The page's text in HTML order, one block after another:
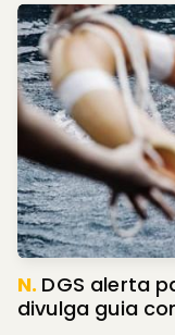
N. DGS alerta
divulga guia